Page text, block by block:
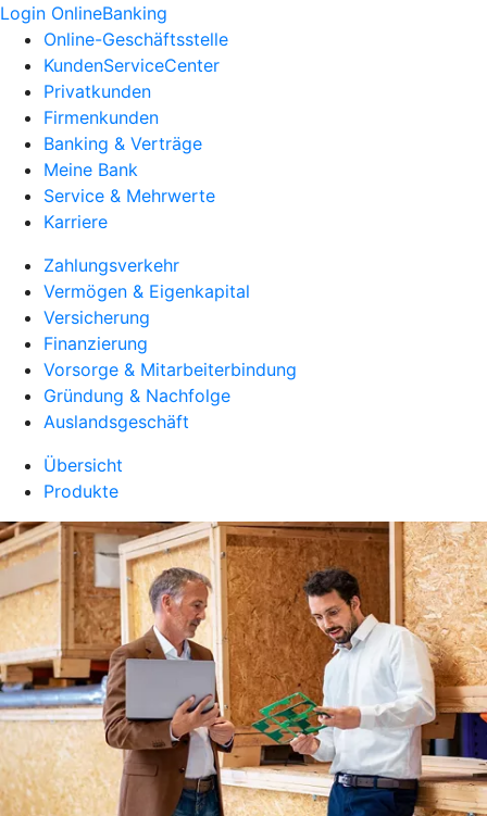
Login OnlineBanking
Online-Geschäftsstelle
KundenServiceCenter
Privatkunden
Firmenkunden
Banking & Verträge
Meine Bank
Service & Mehrwerte
Karriere
Zahlungsverkehr
Vermögen & Eigenkapital
Versicherung
Finanzierung
Vorsorge & Mitarbeiterbindung
Gründung & Nachfolge
Auslandsgeschäft
Übersicht
Produkte